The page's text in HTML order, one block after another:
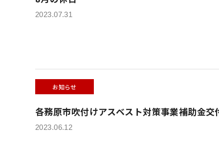
2023.07.31
お知らせ
各務原市吹付けアスベスト対策事業補助金交
2023.06.12